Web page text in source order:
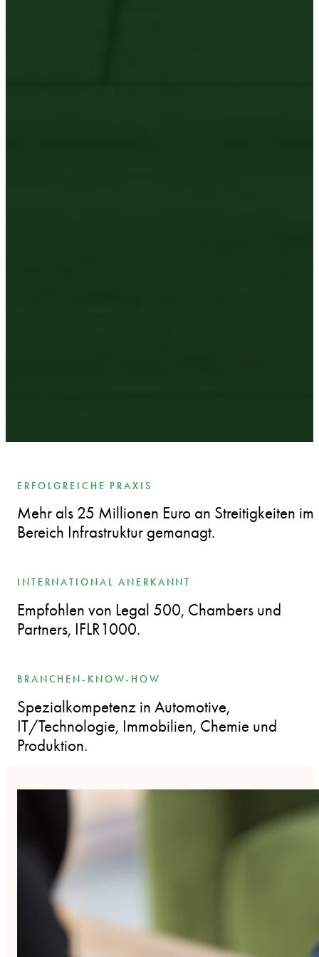
ERFOLGREICHE PRAXIS
Mehr als 25 Millionen Euro an Streitigkeiten im
Bereich Infrastruktur gemanagt.
INTERNATIONAL ANERKANNT
Empfohlen von Legal 500, Chambers und
Partners, IFLR1000.
BRANCHEN-KNOW-HOW
Spezialkompetenz in Automotive,
IT/Technologie, Immobilien, Chemie und
Produktion.